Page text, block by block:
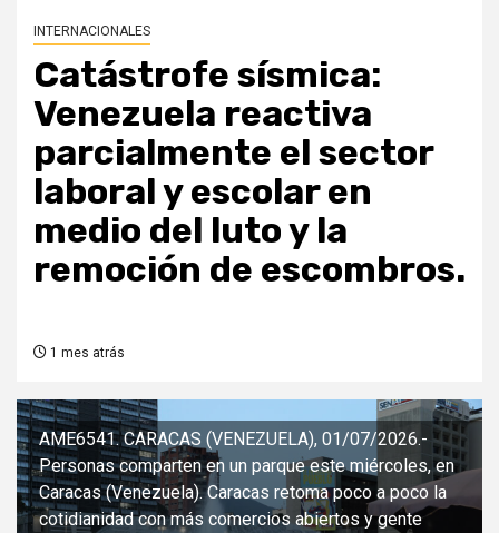
INTERNACIONALES
Catástrofe sísmica:
Venezuela reactiva
parcialmente el sector
laboral y escolar en
medio del luto y la
remoción de escombros.
1 mes atrás
AME6541. CARACAS (VENEZUELA), 01/07/2026.-
Personas comparten en un parque este miércoles, en
Caracas (Venezuela). Caracas retoma poco a poco la
cotidianidad con más comercios abiertos y gente